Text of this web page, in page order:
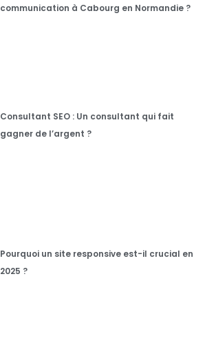
communication à Cabourg en Normandie ?
Consultant SEO : Un consultant qui fait
gagner de l’argent ?
Pourquoi un site responsive est-il crucial en
2025 ?